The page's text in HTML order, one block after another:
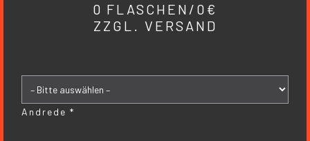
0 FLASCHEN / 0 €
ZZGL. VERSAND
Andrede *